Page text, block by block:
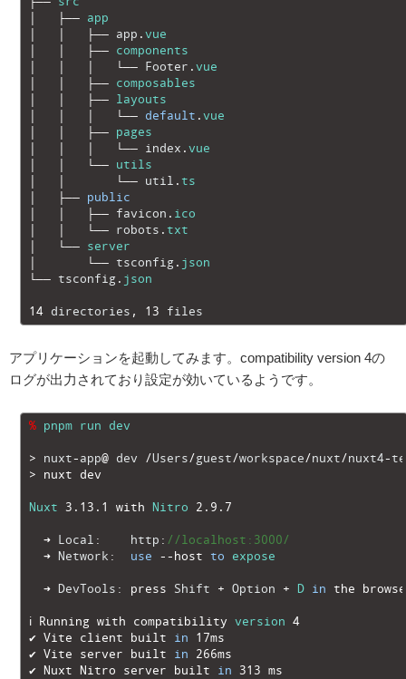
├──
app
├── app . vue
├──
components
└── Footer . vue
├──
composables
├──
layouts
└── default . vue
├──
pages
└── index . vue
└──
utils
└── util . ts
├──
public
├── favicon . ico
└── robots . txt
└──
server
└── tsconfig. json
└──
tsconfig. json
14 directories , 13 files
アプリケーションを起動してみます。compatibility version 4の
ログが出力されており設定が効いているようです。
% pnpm run dev
> nuxt- app@ dev /Users/guest/workspace/nuxt/nuxt4-
>
nuxt dev
Nuxt 3.13.1 with Nitro 2.9.7
➜ Local : http : //localhost:3000/
➜
Network : use -- host to expose
➜ DevTools : press Shift + Option + D in the
ℹ Running with compatibility version 4
✔ Vite client built in
17ms
✔ Vite server built in
266ms
✔
Nuxt Nitro server built in 313